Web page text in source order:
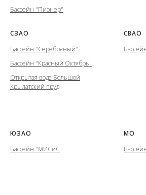
Бассейн "Пионер"
СЗАО
Бассейн "Серебряный"
Бассейн "Красный Октябрь"
Открытая вода Большой
Крылатский пруд
СВАО
ЮЗАО
Бассейн "МИСиС
МО